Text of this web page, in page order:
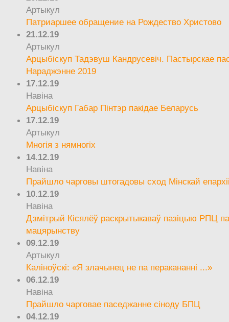
Артыкул
Патриаршее обращение на Рождество Христово
21.12.19
Артыкул
Арцыбіскуп Тадэвуш Кандрусевіч. Пастырскае
Нараджэнне 2019
17.12.19
Навіна
Арцыбіскуп Габар Пінтэр пакідае Беларусь
17.12.19
Артыкул
Многія з нямногіх
14.12.19
Навіна
Прайшло чарговы штогадовы сход Мінскай
10.12.19
Навіна
Дзмітрый Кісялёў раскрытыкаваў пазіцыю РПЦ
мацярынству
09.12.19
Артыкул
Каліноўскі: «Я злачынец не па перакананні ...»
06.12.19
Навіна
Прайшло чарговае паседжанне сіноду БПЦ
04.12.19